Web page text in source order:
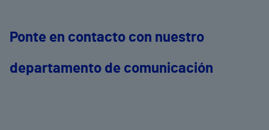
Ponte en contacto con nuestro
departamento de comunicación